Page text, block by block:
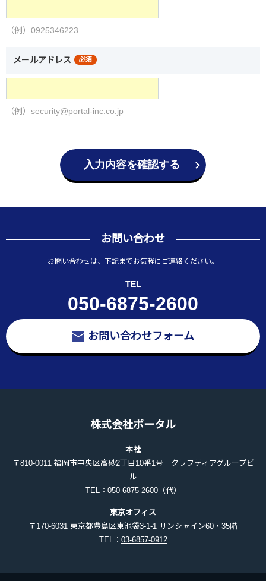
（例）0925346223
メールアドレス 必須
（例）security@portal-inc.co.jp
入力内容を確認する
お問い合わせ
お問い合わせは、下記までお気軽にご連絡ください。
TEL
050-6875-2600
お問い合わせフォーム
株式会社ポータル
本社
〒810-0011 福岡市中央区高砂2丁目10番1号 クラフティアグループビ
ル
TEL： 050-6875-2600（代）
東京オフィス
〒170-6031 東京都豊島区東池袋3-1-1 サンシャイン60・35階
TEL： 03-6857-0912